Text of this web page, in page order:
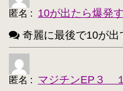
・ アクア(このすば)【
・ レミリア・スカー
・ アイリスフィール
・ 高町なのは【202】
匿名 :
10が出たら爆発
奇麗に最後で10が出
匿名 : マジチンEP３